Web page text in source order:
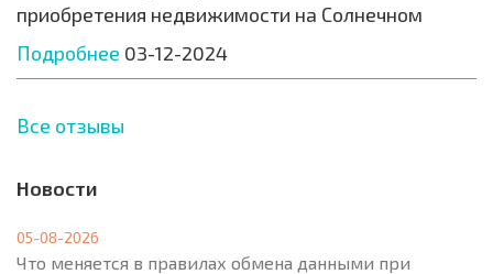
приобретения недвижимости на Солнечном
Подробнее 03-12-2024
Все отзывы
Новости
05-08-2026
Что меняется в правилах обмена данными при